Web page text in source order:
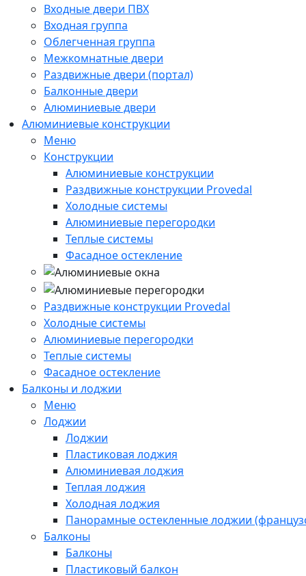
Входные двери ПВХ
Входная группа
Облегченная группа
Межкомнатные двери
Раздвижные двери (портал)
Балконные двери
Алюминиевые двери
Алюминиевые конструкции
Меню
Конструкции
Алюминиевые конструкции
Раздвижные конструкции Provedal
Холодные системы
Алюминиевые перегородки
Теплые системы
Фасадное остекление
Раздвижные конструкции Provedal
Холодные системы
Алюминиевые перегородки
Теплые системы
Фасадное остекление
Балконы и лоджии
Меню
Лоджии
Лоджии
Пластиковая лоджия
Алюминиевая лоджия
Теплая лоджия
Холодная лоджия
Панорамные остекленные лоджии
Балконы
Балконы
Пластиковый балкон